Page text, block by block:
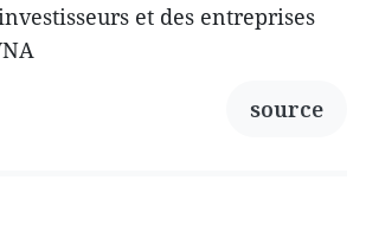
et des entreprises
source